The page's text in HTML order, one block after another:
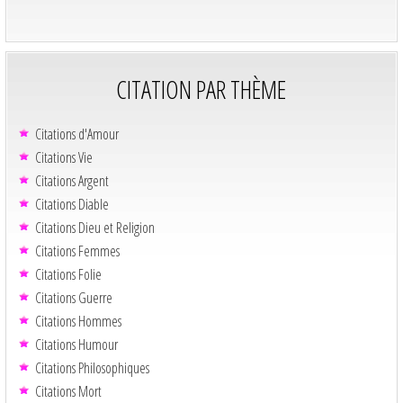
CITATION PAR THÈME
Citations d'Amour
Citations Vie
Citations Argent
Citations Diable
Citations Dieu et Religion
Citations Femmes
Citations Folie
Citations Guerre
Citations Hommes
Citations Humour
Citations Philosophiques
Citations Mort